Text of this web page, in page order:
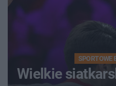
SPORTOWE
Wielkie